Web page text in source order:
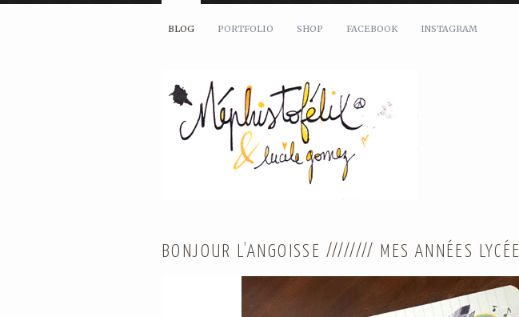
BLOG PORTFOLIO SHOP FACEBOOK INSTAGRAM
BONJOUR L’ANGOISSE //////// MES ANNÉES LYCÉE